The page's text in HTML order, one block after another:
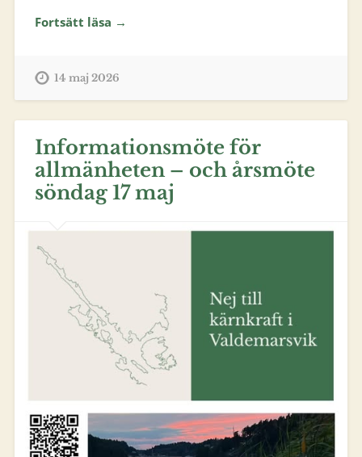
Fortsätt läsa →
14 maj 2026
Informationsmöte för
allmänheten – och årsmöte
söndag 17 maj